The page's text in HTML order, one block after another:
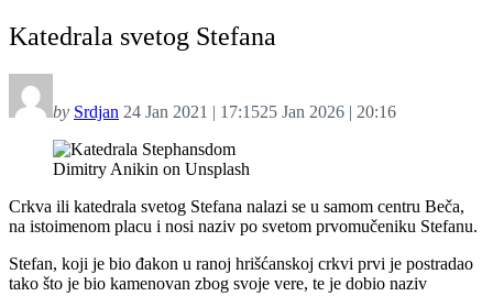
Katedrala svetog Stefana
by Srdjan 24 Jan 2021 | 17:1525 Jan 2026 | 20:16
Dimitry Anikin on Unsplash
Crkva ili katedrala svetog Stefana nalazi se u samom centru Beča,
na istoimenom placu i nosi naziv po svetom prvomučeniku Stefanu.
Stefan, koji je bio đakon u ranoj hrišćanskoj crkvi prvi je postradao
tako što je bio kamenovan zbog svoje vere, te je dobio naziv